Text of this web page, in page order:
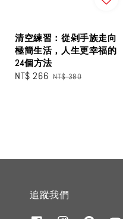
清空練習：從剁手族走向
極簡生活，人生更幸福的
24個方法
Sale
NT$ 266 Regular
NT$ 380
追蹤我們